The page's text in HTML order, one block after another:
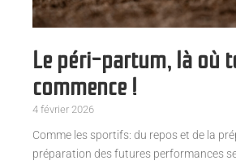
Le péri-partum, là où
commence !
4 février 2026
Comme les sportifs: du repos et de la
préparation des futures performances